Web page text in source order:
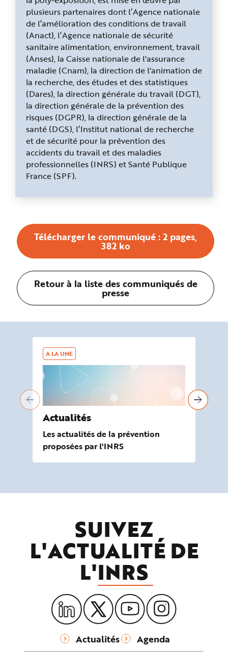
plusieurs partenaires dont l’Agence nationale
de l’amélioration des conditions de travail
(Anact), l’Agence nationale de sécurité
sanitaire alimentation, environnement, travail
(Anses), la Caisse nationale de l'assurance
maladie (Cnam), la direction de l'animation de
la recherche, des études et des statistiques
(Dares), la direction générale du travail (DGT),
la direction générale de la prévention des
risques (DGPR), la direction générale de la
santé (DGS), l’Institut national de recherche
et de sécurité pour la prévention des
accidents du travail et des maladies
professionnelles (INRS) et Santé Publique
France (SPF).
Télécharger le communiqué : 2 pages,
382 ko
Retour à la liste des communiqués de
presse
A LA UNE
Actualités
Les actualités de la prévention
proposées par l'INRS
SUIVEZ
L'ACTUALITÉ DE
L'INRS
Actualités Agenda